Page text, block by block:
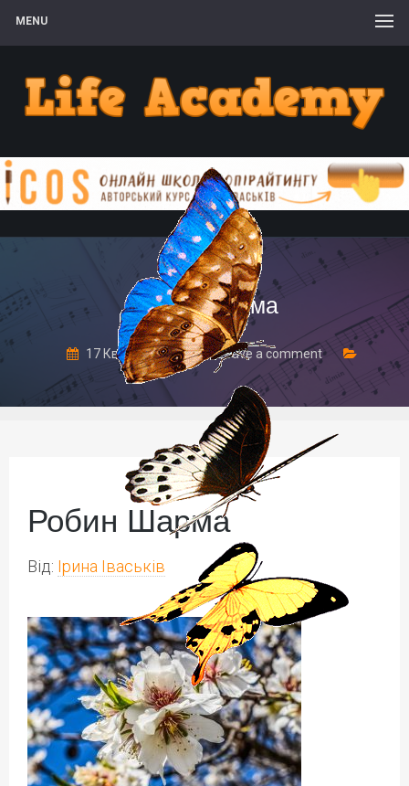
MENU
Робин Шарма
17 Квітня, 2017 Leave a comment
Робин Шарма
Від: Ірина Іваськів